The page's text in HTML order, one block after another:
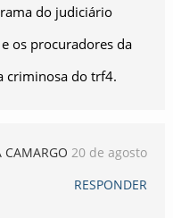
do judiciário
os procuradores da
criminosa do trf4.
CAMARGO 20 de agosto
RESPONDER